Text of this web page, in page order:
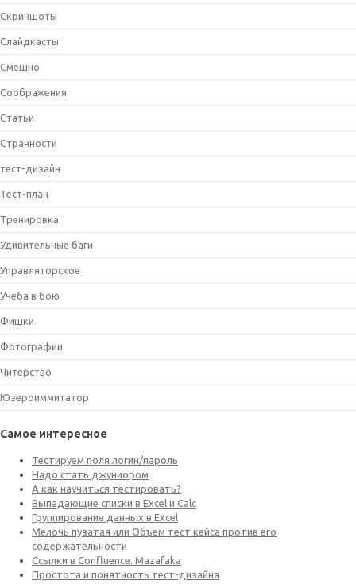
Скриншоты
Слайдкасты
Смешно
Соображения
Статьи
Странности
тест-дизайн
Тест-план
Тренировка
Удивительные баги
Управляторское
Учеба в бою
Фишки
Фотографии
Читерство
Юзероиммитатор
Самое интересное